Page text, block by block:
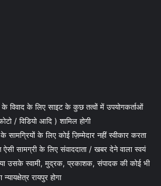
विवाद के लिए साइट के कुछ तत्वों में उपयोगकर्ताओं
/ विडियो आदि ) शामिल होगी
के लिए कोई ज़िम्मेदार नहीं स्वीकार करता
सामग्री के लिए संवाददाता / खबर देने वाला स्वयं
उसके स्वामी, मुद्रक, प्रकाशक, संपादक की कोई भी
न्यायक्षेत्र रायपुर होगा